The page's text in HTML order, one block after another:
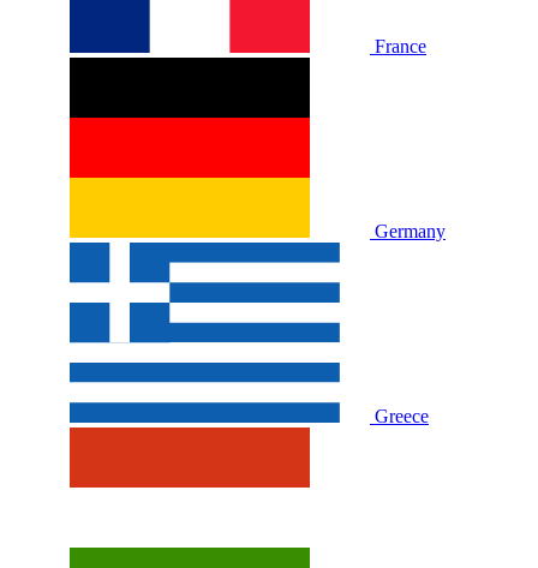
France
Germany
Greece